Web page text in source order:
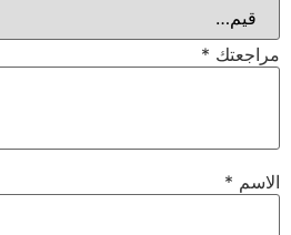
مراجعتك *
الاسم *